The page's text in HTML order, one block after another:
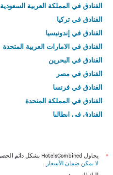
الفنادق في المملكة العربية السعودية
الفنادق في تركيا
الفنادق في إندونيسيا
الفنادق في الامارات العربية المتحدة
الفنادق في البحرين
الفنادق في مصر
الفنادق في فرنسا
الفنادق في المملكة المتحدة
الفنادق في إيطاليا
*
يحاول HotelsCombined بشكل دائم الحصول على الأسعار الدقيقة، ولكن
لا يمكن ضمان الأسعار .